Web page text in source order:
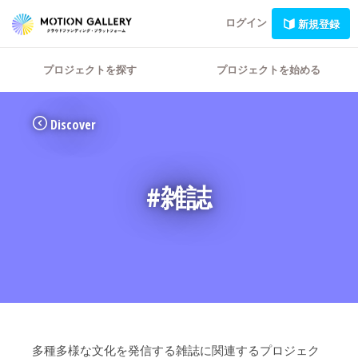
ログイン 新規登録
プロジェクトを探す プロジェクトを始める
Discover
#雑誌
多種多様な文化を発信する雑誌に関連するプロジェク